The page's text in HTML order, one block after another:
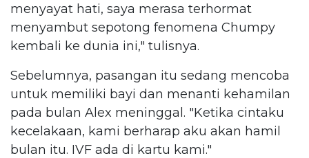
menyayat hati, saya merasa terhormat
menyambut sepotong fenomena Chumpy
kembali ke dunia ini," tulisnya.
Sebelumnya, pasangan itu sedang mencoba
untuk memiliki bayi dan menanti kehamilan
pada bulan Alex meninggal. "Ketika cintaku
kecelakaan, kami berharap aku akan hamil
bulan itu. IVF ada di kartu kami."